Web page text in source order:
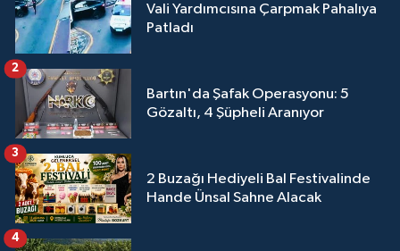
Vali Yardımcısına Çarpmak Pahalıya
Patladı
Bartın'da Şafak Operasyonu: 5
Gözaltı, 4 Şüpheli Aranıyor
2
2 Buzağı Hediyeli Bal Festivalinde
Hande Ünsal Sahne Alacak
3
4